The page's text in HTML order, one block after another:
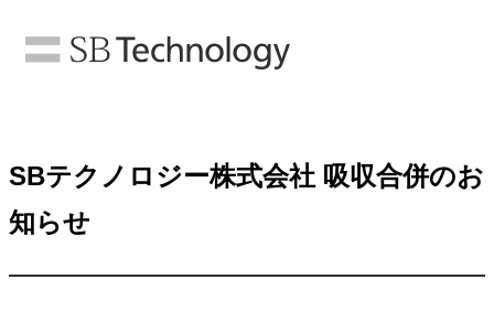
SBテクノロジー株式会社 吸収合併のお
知らせ